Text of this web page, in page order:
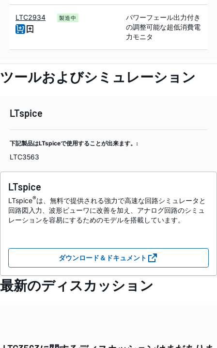
LTC2934 製造中
パワーフェール出力付き
の調整可能な超低消費電
力モニタ
ツールおよびシミュレーション
LTspice
下記製品はLTspiceで使用することが出来ます。:
LTC3563
LTspice
LTspice®は、無料で提供される強力で高速な回路シミュレータと
回路図入力、波形ビューワに改善を加え、アナログ回路のシミュ
レーションを容易にするためのモデルを搭載しています。
ダウンロード＆ドキュメント
最新のディスカッション